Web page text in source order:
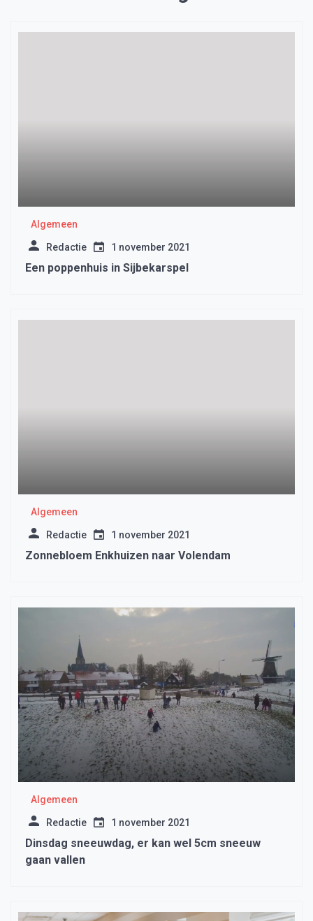
Algemeen
Redactie 1 november 2021
Een poppenhuis in Sijbekarspel
Algemeen
Redactie 1 november 2021
Zonnebloem Enkhuizen naar Volendam
Algemeen
Redactie 1 november 2021
Dinsdag sneeuwdag, er kan wel 5cm sneeuw
gaan vallen